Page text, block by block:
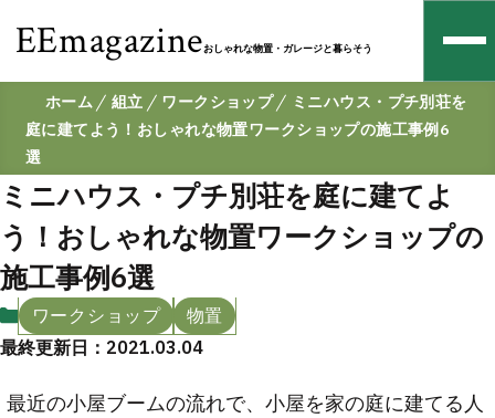
EEmagazineおしゃれな物置・ガレージと暮らそう
ホーム 組立 ワークショップ
ミニハウス・プチ別荘を
庭に建てよう！おしゃれな物置ワークショップの施工事例6
選
ミニハウス・プチ別荘を庭に建てよ
う！おしゃれな物置ワークショップの
施工事例6選
ワークショップ
物置
最終更新日：2021.03.04
最近の小屋ブームの流れで、小屋を家の庭に建てる人